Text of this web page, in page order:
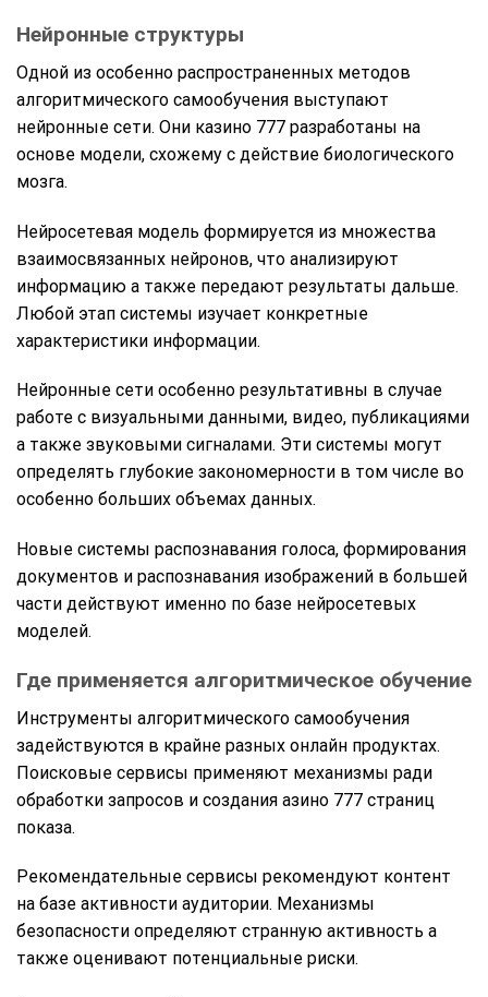
Нейронные структуры
Одной из особенно распространенных методов
алгоритмического самообучения выступают
нейронные сети. Они казино 777 разработаны на
основе модели, схожему с действие биологического
мозга.
Нейросетевая модель формируется из множества
взаимосвязанных нейронов, что анализируют
информацию а также передают результаты дальше.
Любой этап системы изучает конкретные
характеристики информации.
Нейронные сети особенно результативны в случае
работе с визуальными данными, видео, публикациями
а также звуковыми сигналами. Эти системы могут
определять глубокие закономерности в том числе во
особенно больших объемах данных.
Новые системы распознавания голоса, формирования
документов и распознавания изображений в большей
части действуют именно по базе нейросетевых
моделей.
Где применяется алгоритмическое обучение
Инструменты алгоритмического самообучения
задействуются в крайне разных онлайн продуктах.
Поисковые сервисы применяют механизмы ради
обработки запросов и создания азино 777 страниц
показа.
Рекомендательные сервисы рекомендуют контент
на базе активности аудитории. Механизмы
безопасности определяют странную активность а
также оценивают потенциальные риски.